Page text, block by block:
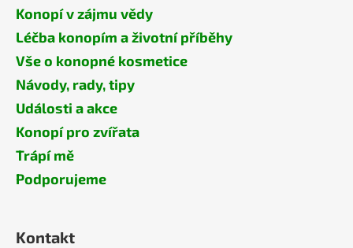
Konopí v zájmu vědy
Léčba konopím a životní příběhy
Vše o konopné kosmetice
Návody, rady, tipy
Události a akce
Konopí pro zvířata
Trápí mě
Podporujeme
Kontakt